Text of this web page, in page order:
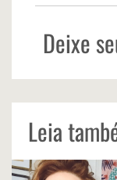
Deixe
Leia